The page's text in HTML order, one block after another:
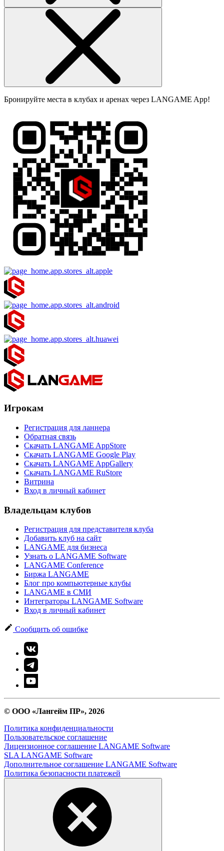
Бронируйте места в клубах и аренах через LANGAME App!
Игрокам
Регистрация для ланнера
Обратная связь
Скачать LANGAME AppStore
Скачать LANGAME Google Play
Скачать LANGAME AppGallery
Скачать LANGAME RuStore
Витрина
Вход в личный кабинет
Владельцам клубов
Регистрация для представителя клуба
Добавить клуб на сайт
LANGAME для бизнеса
Узнать о LANGAME Software
LANGAME Conference
Биржа LANGAME
Блог про компьютерные клубы
LANGAME в СМИ
Интеграторы LANGAME Software
Вход в личный кабинет
Сообщить об ошибке
© ООО «Лангейм ПР», 2026
Политика конфиденциальности
Пользовательское соглашение
Лицензионное соглашение LANGAME Software
SLA LANGAME Software
Дополнительное соглашение LANGAME Software
Политика безопасности платежей